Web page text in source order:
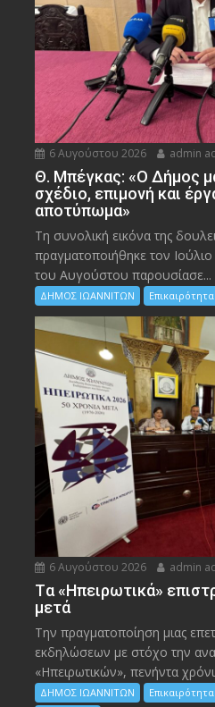
6 Αυγούστου 2026 admin
Θ. Μπέγκας: «Ο Δήμος
σχέδιο, επιμονή και
αποτύπωμα»
Τη συνολική εικόνα της
πραγματοποιήθηκε τον Ιούλιο
του Αυγούστου παρουσίασε...
ΔΗΜΟΣ ΙΩΑΝΝΙΤΩΝ Επικαιρότητα
6 Αυγούστου 2026 admin
Tα «Ηπειρωτικά»
μετά
Την πραγματοποίηση μιας
εκδηλώσεων με στόχο την
«Ηπειρωτικών», πενήντα
ΔΗΜΟΣ ΙΩΑΝΝΙΤΩΝ Επικαιρότητα